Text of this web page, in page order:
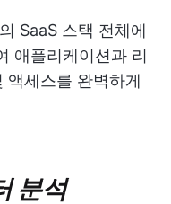
SaaS 스택 전체에
애플리케이션과 리
액세스를 완벽하게
분석